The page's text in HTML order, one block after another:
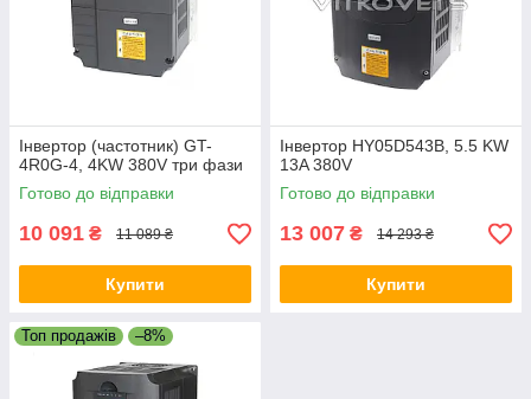
Інвертор (частотник) GT-
4R0G-4, 4KW 380V три фази
Готово до відправки
10 091 ₴ 11 089 ₴
Купити
Інвертор HY05D543B, 5.5 KW
13A 380V
Готово до відправки
13 007 ₴ 14 293 ₴
Купити
Топ продажів –8%